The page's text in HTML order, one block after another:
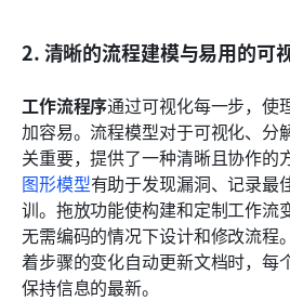
2. 清晰的流程建模与易用的可
工作流程序通过可视化每一步，使
加容易。流程模型对于可视化、分
关重要，提供了一种清晰且协作的
图形模型有助于发现漏洞、记录最
训。拖放功能使构建和定制工作流
无需编码的情况下设计和修改流程
着步骤的变化自动更新文档时，每
保持信息的最新。